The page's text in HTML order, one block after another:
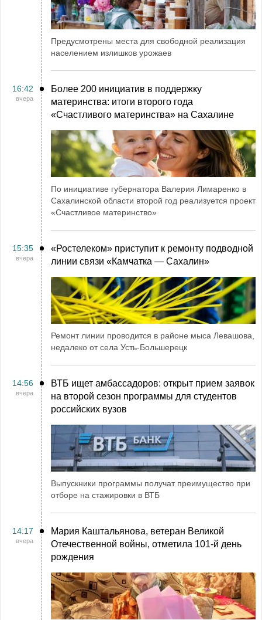
Предусмотрены места для свободной реализация
населением излишков урожаев
16:42
вчера
Более 200 инициатив в поддержку
материнства: итоги второго года
«Счастливого материнства» на Сахалине
По инициативе губернатора Валерия Лимаренко в
Сахалинской области второй год реализуется проект
«Счастливое материнство»
15:35
вчера
«Ростелеком» приступит к ремонту подводной
линии связи «Камчатка ― Сахалин»
Ремонт линии проводится в районе мыса Левашова,
недалеко от села Усть-Большерецк
14:56
вчера
ВТБ ищет амбассадоров: открыт прием заявок
на второй сезон программы для студентов
российских вузов
Выпускники программы получат преимущество при
отборе на стажировки в ВТБ
14:17
вчера
Мария Каштальянова, ветеран Великой
Отечественной войны, отметила 101-й день
рождения